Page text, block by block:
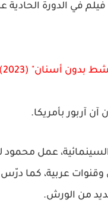
في الدورة الحادية
بدون أسنان" (2023):
آربور بأمريكا.
السينمائية، عمل
عربية، كما درّس
من الورش.